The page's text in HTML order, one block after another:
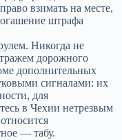
взимать на месте,
штрафа
Никогда не
дорожного
дополнительных
сигналами: их
для
в Чехии нетрезвым
— табу.